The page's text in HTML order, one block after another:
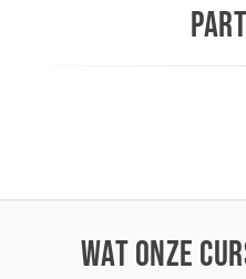
WAT ONZE